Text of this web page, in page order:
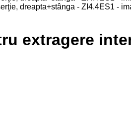
extragere